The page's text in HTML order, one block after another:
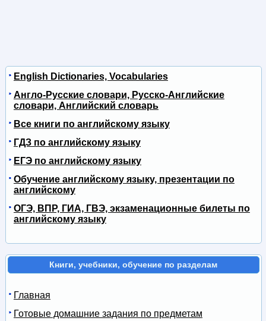
English Dictionaries, Vocabularies
Англо-Русские словари, Русско-Английские
словари, Английский словарь
Все книги по английскому языку
ГДЗ по английскому языку
ЕГЭ по английскому языку
Обучение английскому языку, презентации по
английскому
ОГЭ, ВПР, ГИА, ГВЭ, экзаменационные билеты по
английскому языку
Книги, учебники, обучение по разделам
Главная
Готовые домашние задания по предметам